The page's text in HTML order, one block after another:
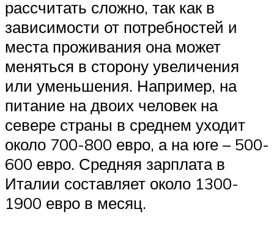
рассчитать сложно, так как в
зависимости от потребностей и
места проживания она может
меняться в сторону увеличения
или уменьшения. Например, на
питание на двоих человек на
севере страны в среднем уходит
около 700-800 евро, а на юге – 500-
600 евро. Средняя зарплата в
Италии составляет около 1300-
1900 евро в месяц.